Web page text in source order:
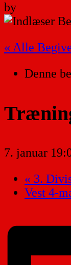
by
« Alle
Denne
7. januar
« 3.
Vest 4-